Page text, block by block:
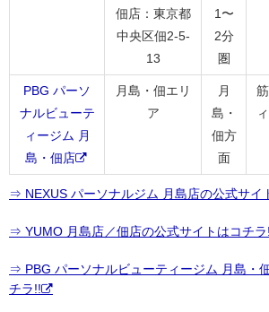
佃店：東京都
中央区佃2-5-
13
1〜
2分
圏
PBG パーソ
ナルビューテ
ィージム 月
島・佃店
月島・佃エリ
ア
月
島・
佃方
面
⇒ NEXUS パーソナルジム 月島店の公式サイ
⇒ YUMO 月島店／佃店の公式サイトはコチラ
⇒ PBG パーソナルビューティージム 月島・
チラ!!